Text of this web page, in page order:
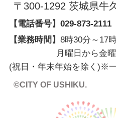
〒300-1292 茨城県牛
【電話番号】 029-873-2111
【業務時間】 8時30分～17
月曜日から金
(祝日・年末年始を除く)※
©CITY OF USHIKU.